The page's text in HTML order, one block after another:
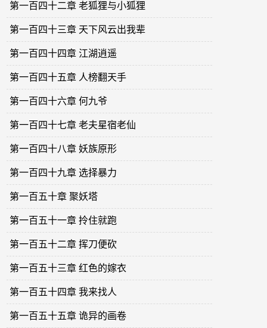
第一百四十二章 老狐狸与小狐狸
第一百四十三章 天下风云出我辈
第一百四十四章 江湖逍遥
第一百四十五章 人榜翻天手
第一百四十六章 何九爷
第一百四十七章 老夫星宿老仙
第一百四十八章 妖族原形
第一百四十九章 选择暴力
第一百五十章 聚妖塔
第一百五十一章 拎住就跑
第一百五十二章 挥刀便砍
第一百五十三章 红色的嫁衣
第一百五十四章 我来找人
第一百五十五章 诡异的画卷